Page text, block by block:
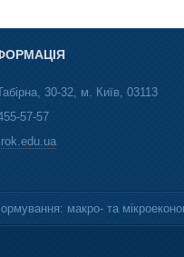
30-32, м. Київ, 03113
57-57
макро- та